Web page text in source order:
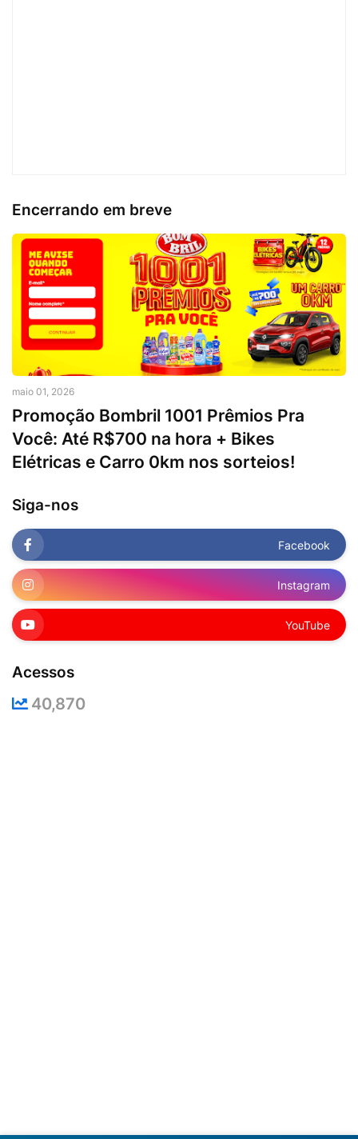
Encerrando em breve
maio 01, 2026
Promoção Bombril 1001 Prêmios Pra
Você: Até R$700 na hora + Bikes
Elétricas e Carro 0km nos sorteios!
Siga-nos
Facebook
Instagram
YouTube
Acessos
40,870